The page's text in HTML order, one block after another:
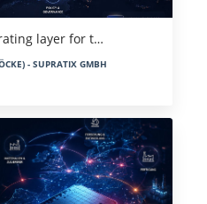
layer for t…
- SUPRATIX GMBH